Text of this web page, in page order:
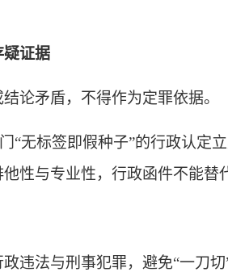
疑证据
论矛盾，不得作为定罪依据。
“无标签即假种子”的行政认定
性与专业性，行政函件不能替
违法与刑事犯罪，避免“一刀切